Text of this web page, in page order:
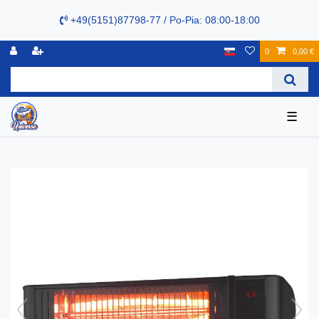
+49(5151)87798-77 / Po-Pia: 08:00-18:00
0 0,00 €
☰